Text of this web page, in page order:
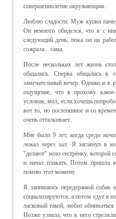
совершеннолетие окружающим.
Люблю сладости. Муж купил
Он немного обиделся, что я с
следующий день, пока он на
сожрала... сама.
После нескольких лет жизнь
общались. Сперва общались в
замечательный вечер. Однако и в
ощущение, что я прохожу какое-
условия, мол, если хочешь
вот то, но постепенное и со
очень отталкивает.
Мне было 9 лет, когда среди
лежал через зал. Я заглянул в
"делают" мою сестрёнку, которой
и начал плакать. Потом пришла
помню этот момент.
Я занимаюсь передержкой
социализируются, а потом едут в
ласковый такой, любит
Позже узнала, что в него